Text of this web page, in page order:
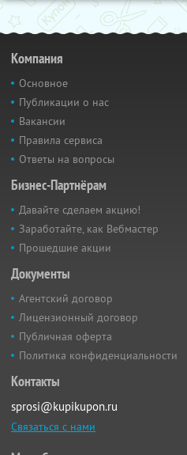
Компания
Основное
Публикации о нас
Вакансии
Правила сервиса
Ответы на вопросы
Бизнес-Партнёрам
Давайте сделаем акцию!
Заработайте, как Вебмастер
Прошедшие акции
Документы
Агентский договор
Лицензионный договор
Публичная оферта
Политика конфиденциальности
Контакты
sprosi@kupikupon.ru
Связаться с нами